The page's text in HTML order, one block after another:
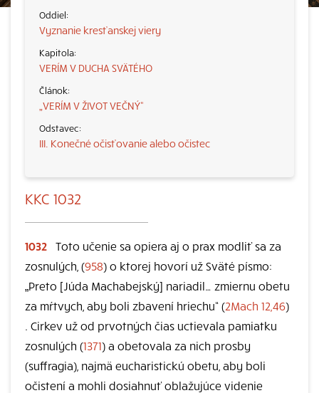
Vyznanie kresťanskej viery
VERÍM V DUCHA SVÄTÉHO
„VERÍM V ŽIVOT VEČNÝ“
III. Konečné očisťovanie alebo očistec
KKC 1032
1032 Toto učenie sa opiera aj o prax modliť sa za
zosnulých, (958) o ktorej hovorí už Sväté písmo:
„Preto [Júda Machabejský] nariadil… zmiernu obetu
za mŕtvych, aby boli zbavení hriechu“ (2Mach 12,46)
. Cirkev už od prvotných čias uctievala pamiatku
zosnulých (1371) a obetovala za nich prosby
(suffragia), najmä eucharistickú obetu, aby boli
očistení a mohli dosiahnuť oblažujúce videnie